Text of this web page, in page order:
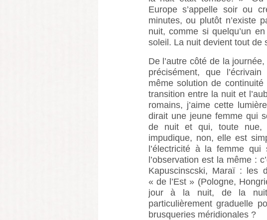
Europe s’appelle soir ou
minutes, ou plutôt n’existe
nuit, comme si quelqu’un
soleil. La nuit devient tout de
De l’autre côté de la
précisément, que
même solution de
transition entre la nuit et
romains, j’aime cette
dirait une jeune femme qui
de nuit et qui, toute nue,
impudique, non, elle est
l’électricité à la femme qui
l’observation est la même :
Kapuscinscski, Maraï : les
« de l’Est » (Pologne,
jour à la nuit, de la
particulièrement graduelle
brusqueries méridionales ?